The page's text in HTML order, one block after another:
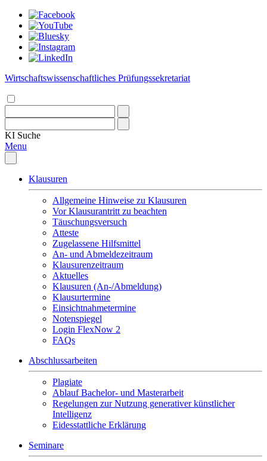
Wirtschaftswissenschaftliches Prüfungssekretariat
KI Suche
Menu
Klausuren
Allgemeine Hinweise zu Klausuren
Vor Klausurantritt zu beachten
Täuschungsversuch
Atteste
Zugelassene Hilfsmittel
An- und Abmeldezeitraum
Klausurenzeitraum
Aktuelles
Klausuren (An-/Abmeldung)
Klausurtermine
Einsichtnahmetermine
Notenspiegel
Login FlexNow 2
FAQs
Abschlussarbeiten
Plagiate
Ablauf Bachelor- und Masterarbeit
Regelungen zur Nutzung generativer künstlicher
Intelligenz
Eidesstattliche Erklärung
Seminare